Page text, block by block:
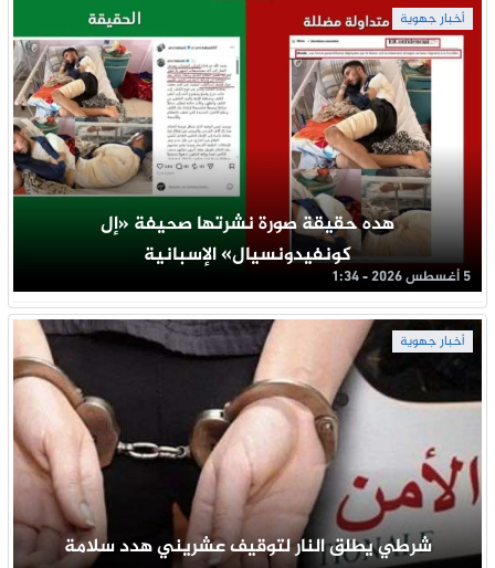
أخبار جهوية
هده حقيقة صورة نشرتها صحيفة «إل
كونفيدونسيال» الإسبانية
5 أغسطس 2026 - 1:34
أخبار جهوية
شرطي يطلق النار لتوقيف عشريني هدد سلامة